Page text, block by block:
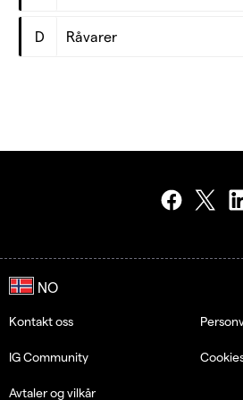
D Råvarer
Kontakt oss
IG Community
Avtaler og vilkår